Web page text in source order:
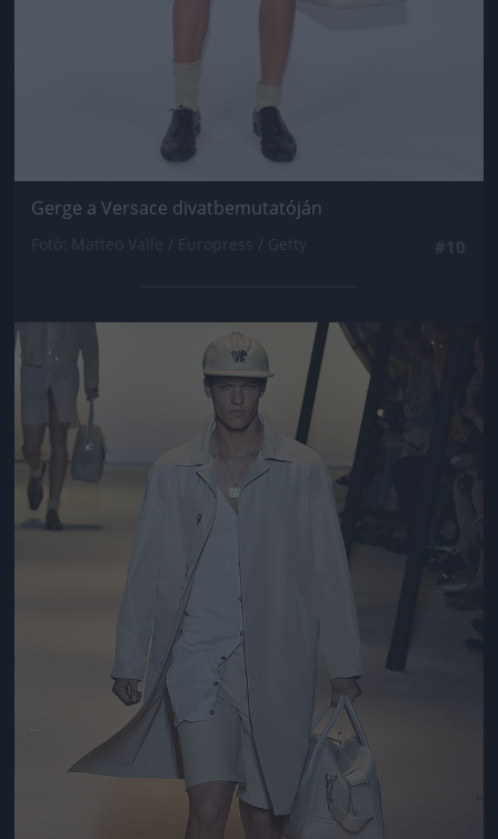
Gerge a Versace divatbemutatóján
Jön még kép!